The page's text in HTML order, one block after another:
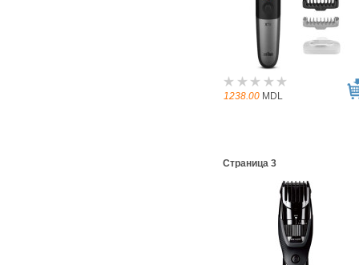
1238.00 MDL
Страница 3